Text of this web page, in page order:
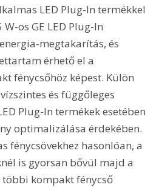
LED Plug-In termékkel
os GE LED Plug-In
megtakarítás, és
érhető el a
fénycsőhöz képest. Külön
és függőleges
Plug-In termékek esetében
optimalizálása érdekében.
fénycsövekhez hasonlóan, a
is gyorsan bővül majd a
többi kompakt fénycső